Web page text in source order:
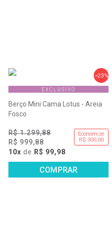
23%
EXCLUSIVO
Berço Mini Cama Lotus - Areia
Fosco
R$ 1.299,88
R$ 999,88
Economize
R$ 300,00
10x de R$ 99,98
COMPRAR